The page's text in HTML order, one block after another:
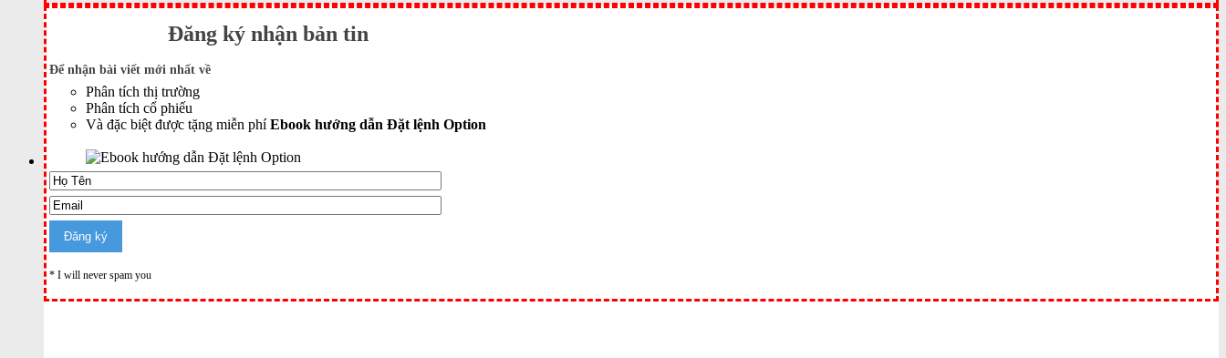
Đăng ký nhận bản tin
Để nhận bài viết mới nhất về
Phân tích thị trường
Phân tích cổ phiếu
Và đặc biệt được tặng miễn phíEbook hướng dẫn Đặt lệnh Option
* I will never spam you